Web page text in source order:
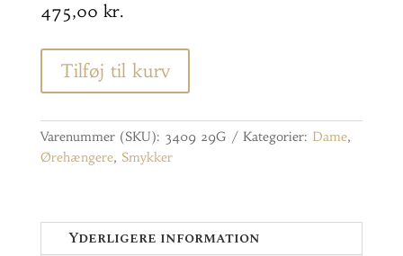
475,00 kr.
Tilføj til kurv
Varenummer (SKU): 3409 29G Kategorier: Dame,
Ørehængere, Smykker
Yderligere information